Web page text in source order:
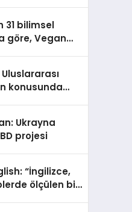
31 bilimsel
göre, Vegan
Koydu
konusunda
Ukrayna
projesi
“İngilizce,
ölçülen bir